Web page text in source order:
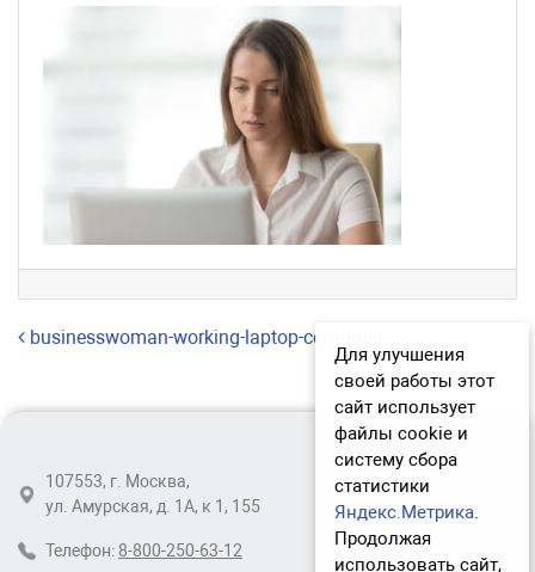
Навигация по записям
businesswoman-working-laptop-computer
107553, г. Москва,
ул. Амурская, д. 1А, к 1, 155
Телефон: 8-800-250-63-12
Для улучшения
своей работы этот
сайт использует
файлы cookie и
систему сбора
статистики
Яндекс.Метрика.
Продолжая
использовать сайт,